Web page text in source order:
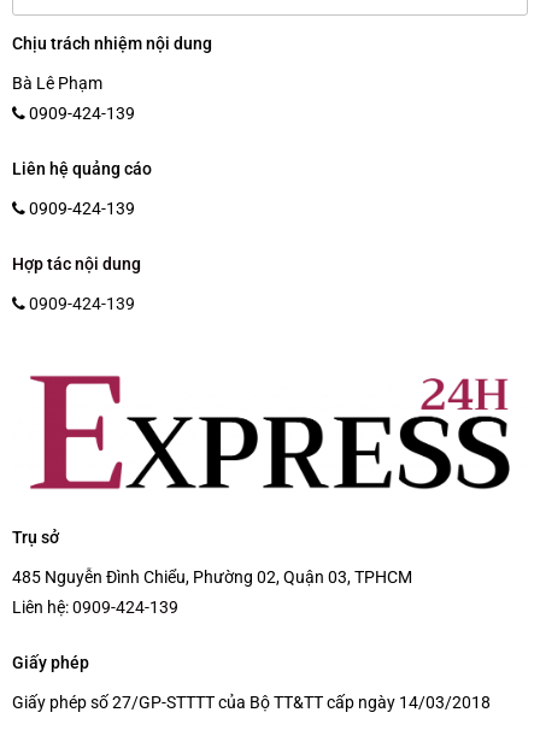
Chịu trách nhiệm nội dung
Bà Lê Phạm
0909-424-139
Liên hệ quảng cáo
0909-424-139
Hợp tác nội dung
0909-424-139
Trụ sở
485 Nguyễn Đình Chiểu, Phường 02, Quận 03, TPHCM
Liên hệ:0909-424-139
Giấy phép
Giấy phép số 27/GP-STTTT của Bộ TT&TT cấp ngày 14/03/2018